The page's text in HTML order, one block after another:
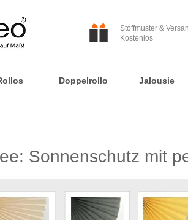
Stoffmuster &
Kostenlos
Doppelrollo Jalousie
Sonnenschutz mit